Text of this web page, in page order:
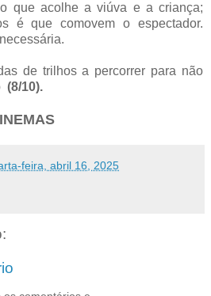
que acolhe a viúva e a criança;
é que comovem o espectador.
de trilhos a percorrer para não
(8/10).
feira, abril 16, 2025